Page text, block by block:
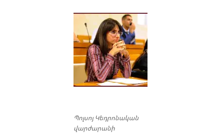
Պոլսոյ Կեդրոնական
վարժարանի